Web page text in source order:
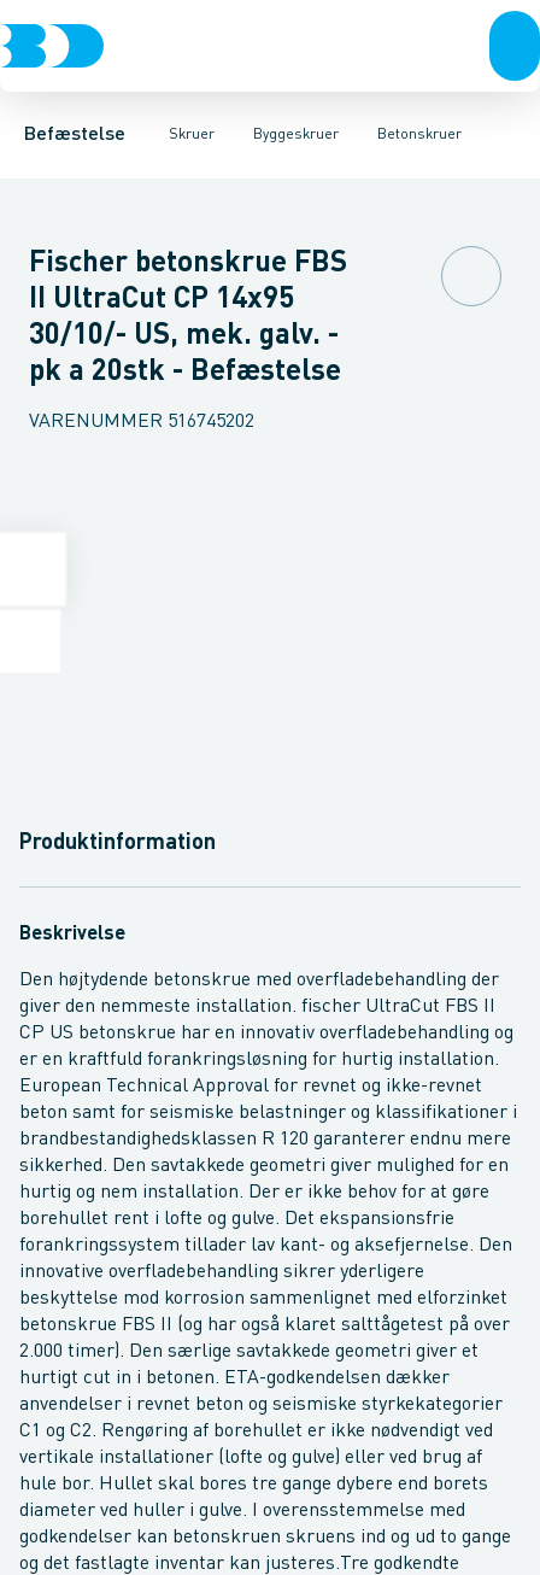
Befæstelse Skruer
Bolte & sætskruerMøtrikkerSkiverSkruer Søm & dykkere
Byggeskruer
Karmskruer Facadeskruer Byggeskruer Spånskruer
Betonskruer
Montageskruer BetonskruerFranske skruerKarmdybler
Fischer betonskrue FBS
II UltraCut CP 14x95
30/10/- US, mek. galv. -
pk a 20stk - Befæstelse
VARENUMMER 516745202
Produktinformation
Beskrivelse
Den højtydende betonskrue med overfladebehandling der
giver den nemmeste installation. fischer UltraCut FBS II
CP US betonskrue har en innovativ overfladebehandling og
er en kraftfuld forankringsløsning for hurtig installation.
European Technical Approval for revnet og ikke-revnet
beton samt for seismiske belastninger og klassifikationer i
brandbestandighedsklassen R 120 garanterer endnu mere
sikkerhed. Den savtakkede geometri giver mulighed for en
hurtig og nem installation. Der er ikke behov for at gøre
borehullet rent i lofte og gulve. Det ekspansionsfrie
forankringssystem tillader lav kant- og aksefjernelse. Den
innovative overfladebehandling sikrer yderligere
beskyttelse mod korrosion sammenlignet med elforzinket
betonskrue FBS II (og har også klaret salttågetest på over
2.000 timer). Den særlige savtakkede geometri giver et
hurtigt cut in i betonen. ETA-godkendelsen dækker
anvendelser i revnet beton og seismiske styrkekategorier
C1 og C2. Rengøring af borehullet er ikke nødvendigt ved
vertikale installationer (lofte og gulve) eller ved brug af
hule bor. Hullet skal bores tre gange dybere end borets
diameter ved huller i gulve. I overensstemmelse med
godkendelser kan betonskruen skruens ind og ud to gange
og det fastlagte inventar kan justeres.Tre godkendte